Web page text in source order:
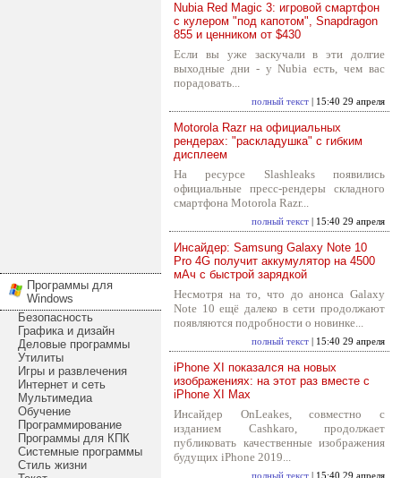
Программы для
Windows
Безопасность
Графика и дизайн
Деловые программы
Утилиты
Игры и развлечения
Интернет и сеть
Мультимедиа
Обучение
Программирование
Программы для КПК
Системные программы
Стиль жизни
Nubia Red Magic 3: игровой смартфон
с кулером "под капотом", Snapdragon
855 и ценником от $430
Если вы уже заскучали в эти долгие
выходные дни - у Nubia есть, чем вас
порадовать...
полный текст | 15:40 29 апреля
Motorola Razr на официальных
рендерах: "раскладушка" с гибким
дисплеем
На ресурсе Slashleaks появились
официальные пресс-рендеры складного
смартфона Motorola Razr...
полный текст | 15:40 29 апреля
Инсайдер: Samsung Galaxy Note 10
Pro 4G получит аккумулятор на 4500
мАч с быстрой зарядкой
Несмотря на то, что до анонса Galaxy
Note 10 ещё далеко в сети продолжают
появляются подробности о новинке...
полный текст | 15:40 29 апреля
iPhone XI показался на новых
изображениях: на этот раз вместе с
iPhone XI Max
Инсайдер OnLeakes, совместно с
изданием Cashkaro, продолжает
публиковать качественные изображения
будущих iPhone 2019...
полный текст | 15:40 29 апреля